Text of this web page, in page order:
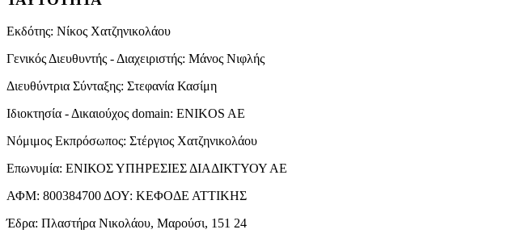
Εκδότης: Νίκος Χατζηνικολάου
Γενικός Διευθυντής - Διαχειριστής: Μάνος Νιφλής
Διευθύντρια Σύνταξης: Στεφανία Κασίμη
Ιδιοκτησία - Δικαιούχος domain: ENIKOS AE
Νόμιμος Εκπρόσωπος: Στέργιος Χατζηνικολάου
Επωνυμία: ΕΝΙΚΟΣ ΥΠΗΡΕΣΙΕΣ ΔΙΑΔΙΚΤΥΟΥ ΑΕ
ΑΦΜ: 800384700 ΔΟΥ: ΚΕΦΟΔΕ ΑΤΤΙΚΗΣ
Έδρα: Πλαστήρα Νικολάου, Μαρούσι, 151 24